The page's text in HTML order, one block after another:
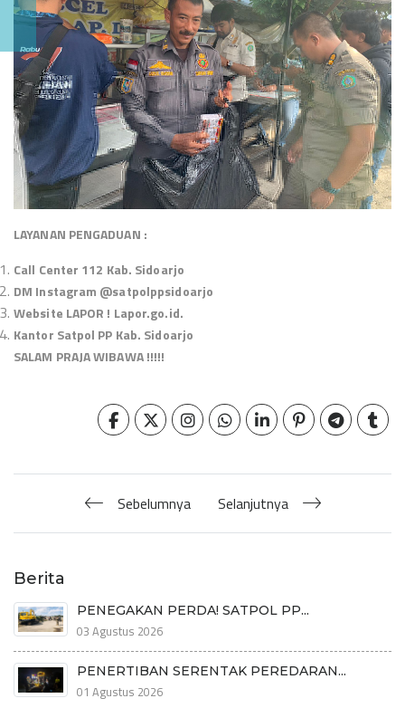
LAYANAN PENGADUAN :
Call Center 112 Kab. Sidoarjo
DM Instagram @satpolppsidoarjo
Website LAPOR ! Lapor.go.id.
Kantor Satpol PP Kab. Sidoarjo
SALAM PRAJA WIBAWA !!!!!
Sebelumnya Selanjutnya
Berita
PENEGAKAN PERDA! SATPOL PP...
03 Agustus 2026
PENERTIBAN SERENTAK PEREDARAN...
01 Agustus 2026